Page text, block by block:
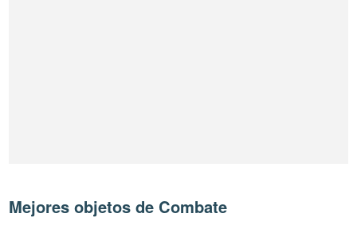
Mejores objetos de Combate